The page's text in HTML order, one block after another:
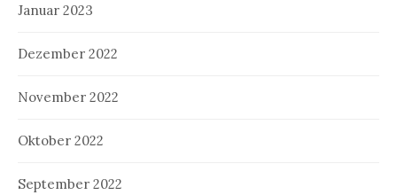
Januar 2023
Dezember 2022
November 2022
Oktober 2022
September 2022